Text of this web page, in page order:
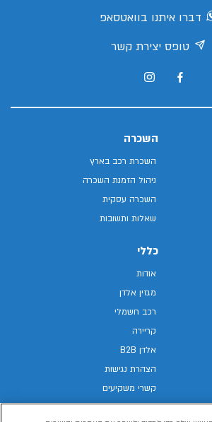
דברו איתנו בוואטסאפ
טופס יצירת קשר
השכרה
השכרת רכב בארץ
ניהול הזמנת השכרה
השכרה עסקית
שאלות ותשובות
כללי
אודות
מגזין אלדן
רכב חשמלי
קריירה
אלדן B2B
הצהרת נגישות
קשרי משקיעים
מפת האתר